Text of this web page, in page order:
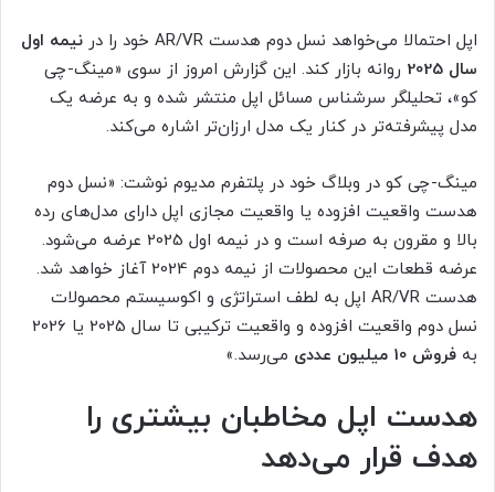
اپل احتمالا می‌خواهد نسل دوم هدست AR/VR خود را در
نیمه اول
سال 2025
روانه بازار کند. این گزارش امروز از سوی «مینگ-چی
کو»، تحلیلگر سرشناس مسائل اپل منتشر شده و به عرضه یک
مدل پیشرفته‌تر در کنار یک مدل ارزان‌تر اشاره می‌کند.
مینگ-چی کو در وبلاگ خود در پلتفرم مدیوم نوشت: «نسل دوم
هدست واقعیت افزوده یا واقعیت مجازی اپل دارای مدل‌های رده
بالا و مقرون به صرفه است و در نیمه اول 2025 عرضه می‌شود.
عرضه قطعات این محصولات از نیمه دوم 2024 آغاز خواهد شد.
هدست AR/VR اپل به لطف استراتژی و اکوسیستم محصولات
نسل دوم واقعیت افزوده و واقعیت ترکیبی تا سال 2025 یا 2026
به فروش 10 میلیون عددی می‌رسد.»
هدست اپل مخاطبان بیشتری را
هدف قرار می‌دهد